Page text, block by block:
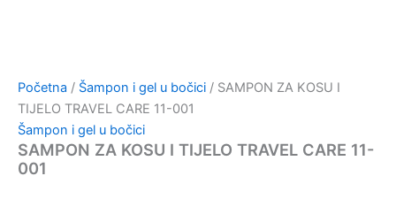
Početna / Šampon i gel u bočici / SAMPON ZA KOSU I
TIJELO TRAVEL CARE 11-001
Šampon i gel u bočici
SAMPON ZA KOSU I TIJELO TRAVEL CARE 11-
001